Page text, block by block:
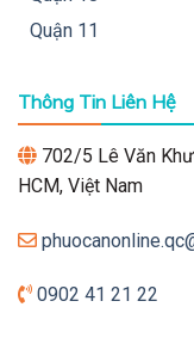
Quận 11
Thông Tin Liên Hệ
702/5 Lê Văn
HCM, Việt Nam
0902 41 21 22